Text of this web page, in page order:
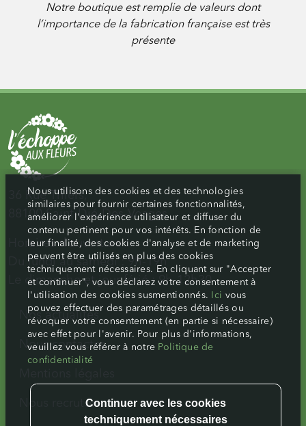
Notre boutique est remplie de valeurs dont
l’importance de la fabrication française est très
présente
36 Rue Thiers,
88100 Saint-Dié-Des-Vosges
Horaires d’ouverture :
Du lundi au samedi : 9h-19h
Le dimanche et jour férié : 9h-12h30
Nos actualités
Nous contacter
Nous recrutons
Nous utilisons des cookies et des technologies
similaires pour fournir certaines fonctionnalités,
améliorer l'expérience utilisateur et diffuser du
contenu pertinent pour vos intérêts. En fonction de
leur finalité, des cookies d'analyse et de marketing
peuvent être utilisés en plus des cookies
techniquement nécessaires. En cliquant sur "Accepter
et continuer", vous déclarez votre consentement à
l'utilisation des cookies susmentionnés.
Ici vous
pouvez effectuer des paramétrages détaillés ou
révoquer votre consentement (en partie si nécessaire)
avec effet pour l'avenir. Pour plus d'informations,
veuillez vous référer à notre Politique de
confidentialité